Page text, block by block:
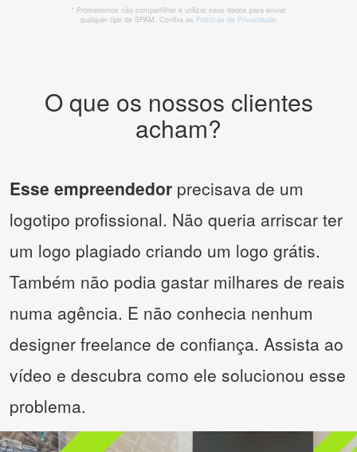
* Prometemos não compartilhar e utilizar seus dados para enviar
qualquer tipo de SPAM. Confira as Políticas de Privacidade.
O que os nossos clientes
acham?
Esse empreendedor precisava de um
logotipo profissional. Não queria arriscar ter
um logo plagiado criando um logo grátis.
Também não podia gastar milhares de reais
numa agência. E não conhecia nenhum
designer freelance de confiança. Assista ao
vídeo e descubra como ele solucionou esse
problema.